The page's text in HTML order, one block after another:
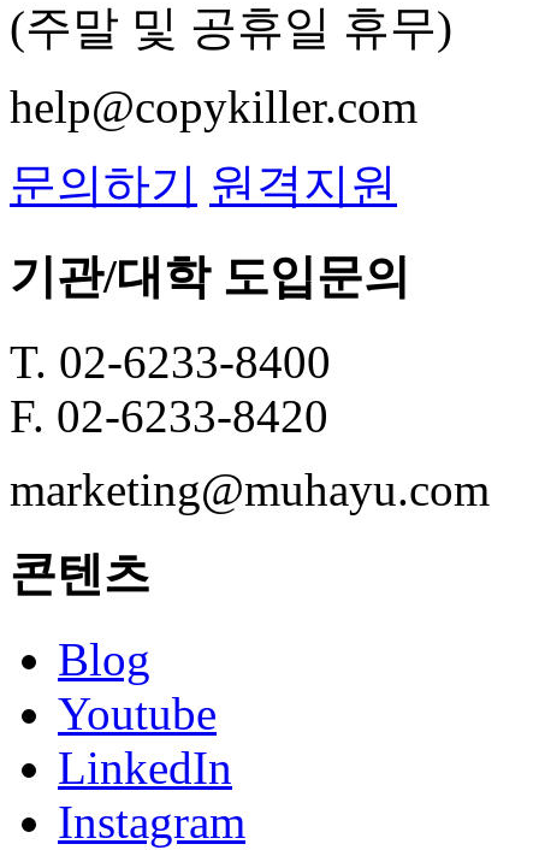
(주말 및 공휴일 휴무)
help@copykiller.com
문의하기 원격지원
기관/대학 도입문의
T. 02-6233-8400
F. 02-6233-8420
marketing@muhayu.com
콘텐츠
Blog
Youtube
LinkedIn
Instagram